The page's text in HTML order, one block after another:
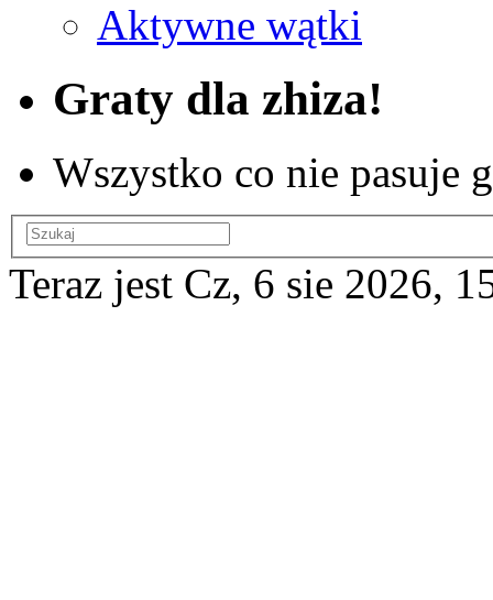
Aktywne wątki
Graty dla zhiza!
Wszystko co nie pasuje
Teraz jest Cz, 6 sie 2026,